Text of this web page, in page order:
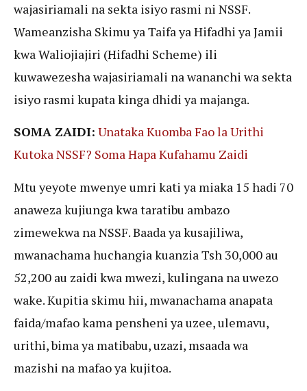
wajasiriamali na sekta isiyo rasmi ni NSSF.
Wameanzisha Skimu ya Taifa ya Hifadhi ya Jamii
kwa Waliojiajiri (Hifadhi Scheme) ili
kuwawezesha wajasiriamali na wananchi wa sekta
isiyo rasmi kupata kinga dhidi ya majanga.
SOMA ZAIDI: Unataka Kuomba Fao la Urithi
Kutoka NSSF? Soma Hapa Kufahamu Zaidi
Mtu yeyote mwenye umri kati ya miaka 15 hadi 70
anaweza kujiunga kwa taratibu ambazo
zimewekwa na NSSF. Baada ya kusajiliwa,
mwanachama huchangia kuanzia Tsh 30,000 au
52,200 au zaidi kwa mwezi, kulingana na uwezo
wake. Kupitia skimu hii, mwanachama anapata
faida/mafao kama pensheni ya uzee, ulemavu,
urithi, bima ya matibabu, uzazi, msaada wa
mazishi na mafao ya kujitoa.